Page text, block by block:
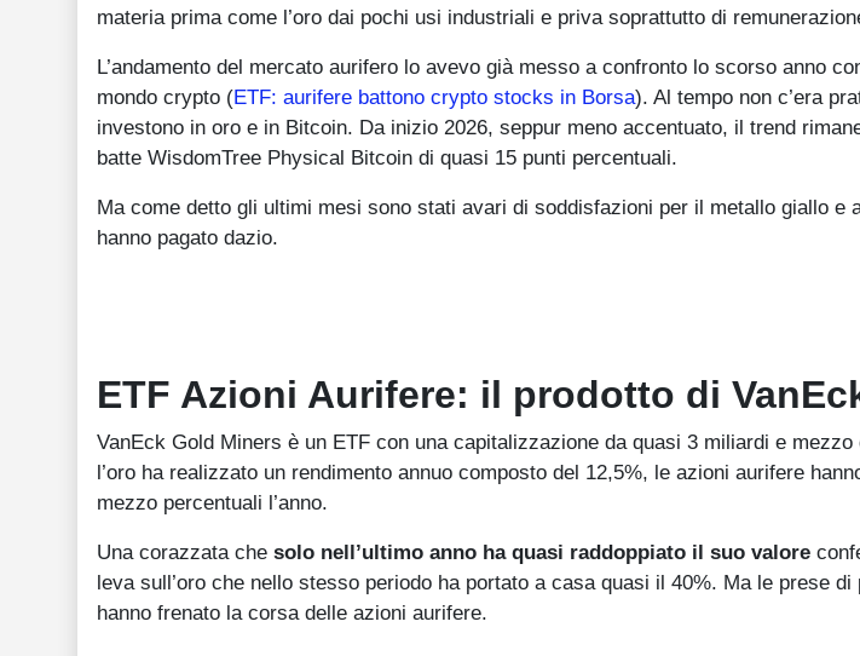
materia prima come l’oro dai pochi usi industriali e priva soprattutto di
L’andamento del mercato aurifero lo avevo già messo a confronto lo scorso anno
mondo crypto (ETF: aurifere battono crypto stocks in Borsa). Al tempo non c’era
investono in oro e in Bitcoin. Da inizio 2026, seppur meno accentuato, il trend
batte WisdomTree Physical Bitcoin di quasi 15 punti percentuali.
Ma come detto gli ultimi mesi sono stati avari di soddisfazioni per il metallo giallo e
hanno pagato dazio.
ETF Azioni Aurifere: il prodotto di
VanEck Gold Miners è un ETF con una capitalizzazione da quasi 3 miliardi e
l’oro ha realizzato un rendimento annuo composto del 12,5%, le azioni aurifere
mezzo percentuali l’anno.
Una corazzata che solo nell’ultimo anno ha quasi raddoppiato il suo valore
leva sull’oro che nello stesso periodo ha portato a casa quasi il 40%. Ma le prese
hanno frenato la corsa delle azioni aurifere.